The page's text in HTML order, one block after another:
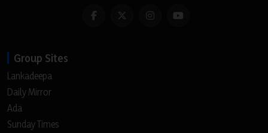
Group Sites
Lankadeepa
Daily Mirror
Ada
Sunday Times